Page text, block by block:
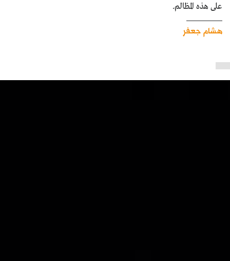
على هذه المظالم.
هشام جعفر